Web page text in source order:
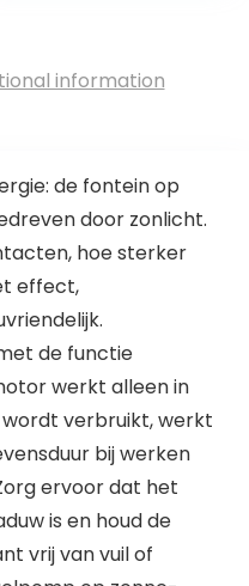
information
de fontein op
door zonlicht.
hoe sterker
effect,
de functie
werkt alleen in
verbruikt, werkt
bij werken
ervoor dat het
is en houd de
vrij van vuil of